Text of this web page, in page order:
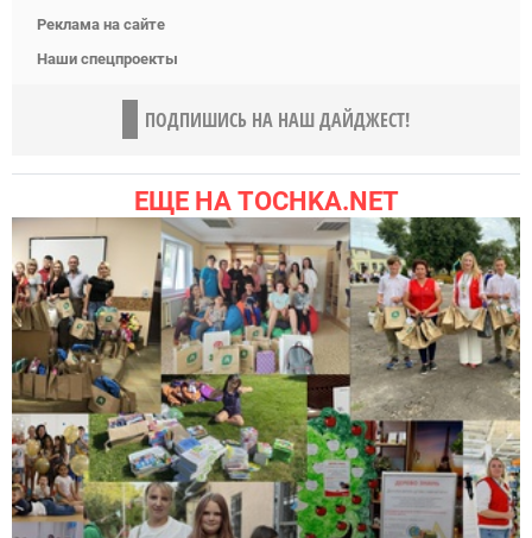
Реклама на сайте
Наши спецпроекты
ПОДПИШИСЬ НА НАШ ДАЙДЖЕСТ!
ЕЩЕ НА TOCHKA.NET